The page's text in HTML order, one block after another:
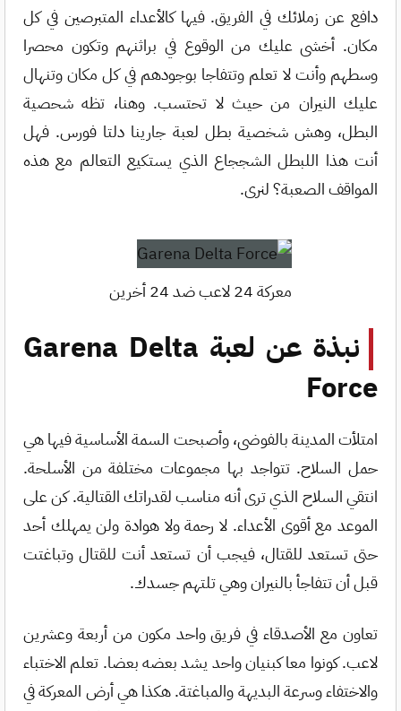
دافع عن زملائك في الفريق. فيها كالأعداء المتبرصين في كل
مكان. أخشى عليك من الوقوع في براثنهم وتكون محصرا
وسطهم وأنت لا تعلم وتتفاجا بوجودهم في كل مكان وتنهال
عليك النيران من حيث لا تحتسب. وهنا، تظه شحصية
البطل، وهش شخصية بطل لعبة جارينا دلتا فورس. فهل
أنت هذا اللبطل الشججاع الذي يستكيع التعالم مع هذه
المواقف الصعبة؟ لنرى.
معركة 24 لاعب ضد 24 أخرين
نبذة عن لعبة Garena Delta
Force
امتلأت المدينة بالفوضى، وأصبحت السمة الأساسية فيها هي
حمل السلاح. تتواجد بها مجموعات مختلفة من الأسلحة.
انتقي السلاح الذي ترى أنه مناسب لقدراتك القتالية. كن على
الموعد مع أقوى الأعداء. لا رحمة ولا هوادة ولن يمهلك أحد
حتى تستعد للقتال، فيجب أن تستعد أنت للقتال وتباغتت
قبل أن تتفاجأ بالنيران وهي تلتهم جسدك.
تعاون مع الأصدقاء في فريق واحد مكون من أربعة وعشرين
لاعب. كونوا معا كبنيان واحد يشد بعضه بعضا. تعلم الاختباء
والاختفاء وسرعة البديهة والمباغتة. هكذا هي أرض المعركة في